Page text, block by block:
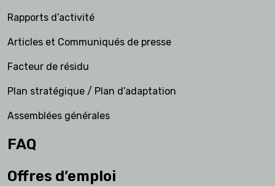
Rapports d’activité
Articles et Communiqués de presse
Facteur de résidu
Plan stratégique / Plan d’adaptation
Assemblées générales
FAQ
Offres d’emploi